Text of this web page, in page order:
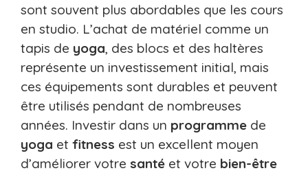
sont souvent plus abordables que les cours
en studio. L’achat de matériel comme un
tapis de yoga, des blocs et des haltères
représente un investissement initial, mais
ces équipements sont durables et peuvent
être utilisés pendant de nombreuses
années. Investir dans un programme de
yoga et fitness est un excellent moyen
d’améliorer votre santé et votre bien-être